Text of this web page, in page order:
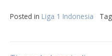
Posted in Liga 1 Indonesia